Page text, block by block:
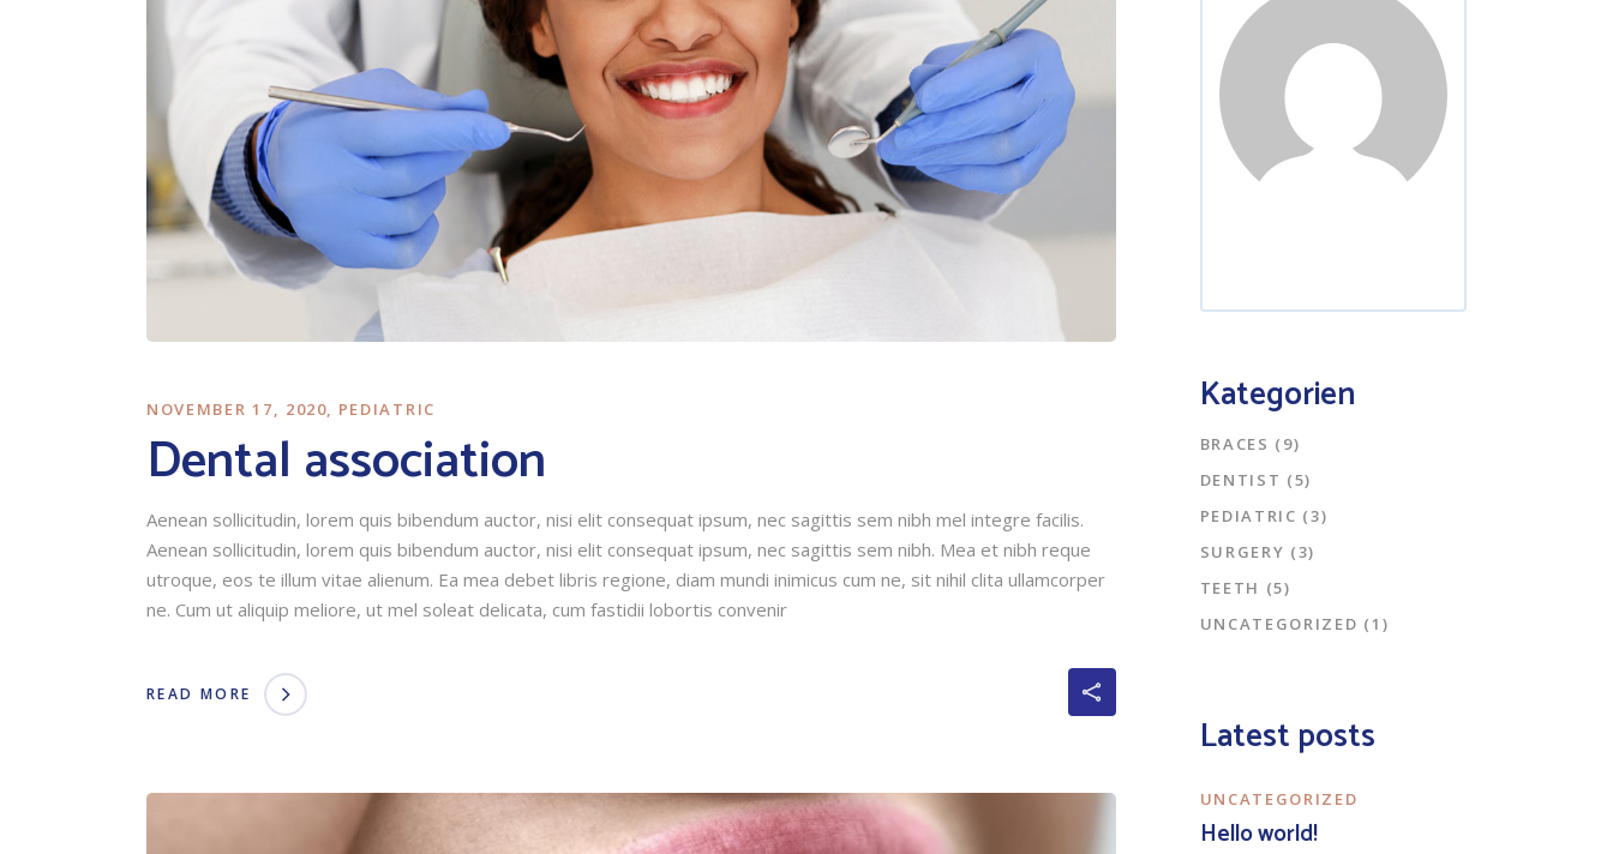
NOVEMBER 17, 2020 PEDIATRIC
Dental association
Aenean sollicitudin, lorem quis bibendum auctor, nisi elit consequat ipsum, nec sagittis sem nibh mel integre facilis.
Aenean sollicitudin, lorem quis bibendum auctor, nisi elit consequat ipsum, nec sagittis sem nibh. Mea et nibh reque
utroque, eos te illum vitae alienum. Ea mea debet libris regione, diam mundi inimicus cum ne, sit nihil clita ullamcorper
ne. Cum ut aliquip meliore, ut mel soleat delicata, cum fastidii lobortis convenir
READ MORE
Kategorien
BRACES (9)
DENTIST (5)
PEDIATRIC (3)
SURGERY (3)
TEETH (5)
UNCATEGORIZED (1)
Latest posts
UNCATEGORIZED
Hello world!